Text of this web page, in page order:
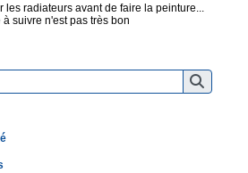
radiateurs avant de faire la peinture...
suivre n'est pas très bon